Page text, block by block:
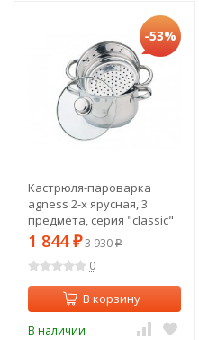
-53%
Кастрюля-пароварка
agness 2-х ярусная, 3
предмета, серия "classic"
диаметр=20см, 3,2л Agness
(933-503)
1 844 ₽3 930₽
0
В корзину
В наличии